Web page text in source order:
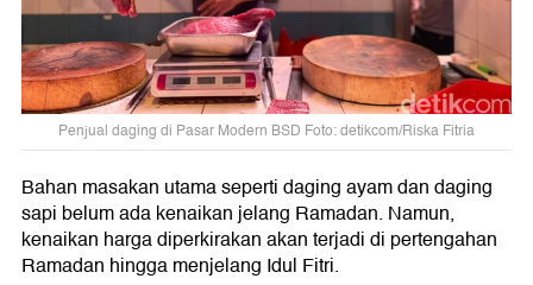
Penjual daging di Pasar Modern BSD Foto: detikcom/Riska Fitria
Bahan masakan utama seperti daging ayam dan daging
sapi belum ada kenaikan jelang Ramadan. Namun,
kenaikan harga diperkirakan akan terjadi di pertengahan
Ramadan hingga menjelang Idul Fitri.